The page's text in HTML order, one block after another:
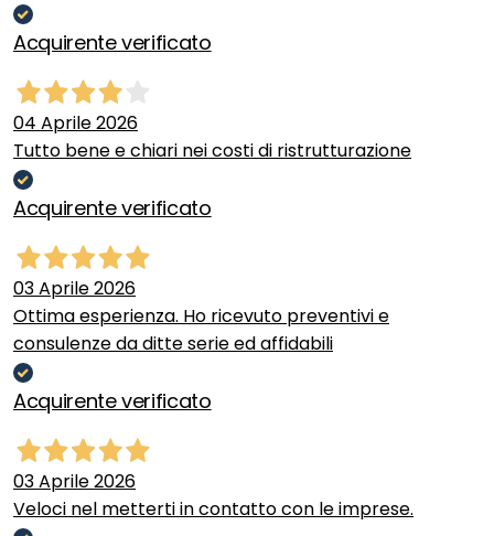
Acquirente verificato
04 Aprile 2026
Tutto bene e chiari nei costi di ristrutturazione
Acquirente verificato
03 Aprile 2026
Ottima esperienza. Ho ricevuto preventivi e
consulenze da ditte serie ed affidabili
Acquirente verificato
03 Aprile 2026
Veloci nel metterti in contatto con le imprese.